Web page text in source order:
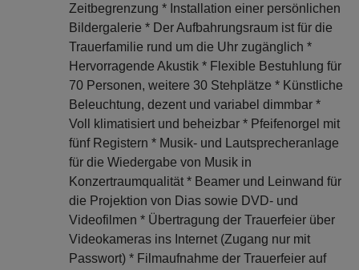
Zeitbegrenzung * Installation einer persönlichen
Bildergalerie * Der Aufbahrungsraum ist für die
Trauerfamilie rund um die Uhr zugänglich *
Hervorragende Akustik * Flexible Bestuhlung für
70 Personen, weitere 30 Stehplätze * Künstliche
Beleuchtung, dezent und variabel dimmbar *
Voll klimatisiert und beheizbar * Pfeifenorgel mit
fünf Registern * Musik- und Lautsprecheranlage
für die Wiedergabe von Musik in
Konzertraumqualität * Beamer und Leinwand für
die Projektion von Dias sowie DVD- und
Videofilmen * Übertragung der Trauerfeier über
Videokameras ins Internet (Zugang nur mit
Passwort) * Filmaufnahme der Trauerfeier auf